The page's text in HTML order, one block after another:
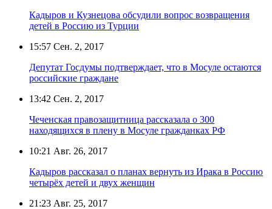
Кадыров и Кузнецова обсудили вопрос возвращения
детей в Россию из Турции
15:57 Сен. 2, 2017
Депутат Госдумы подтверждает, что в Мосуле остаются
российские граждане
13:42 Сен. 2, 2017
Чеченская правозащитница рассказала о 300
находящихся в плену в Мосуле гражданках РФ
10:21 Авг. 26, 2017
Кадыров рассказал о планах вернуть из Ирака в Россию
четырёх детей и двух женщин
21:23 Авг. 25, 2017